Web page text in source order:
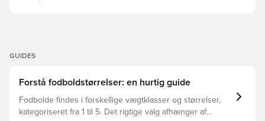
GUIDES
Forstå fodboldstørrelser: en hurtig guide
Fodbolde findes i forskellige vægtklasser og størrelser,
kategoriseret fra 1 til 5. Det rigtige valg afhænger af